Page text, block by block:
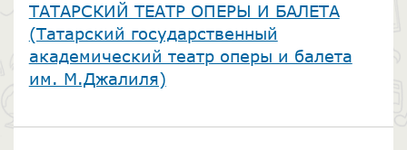
​ТАТАРСКИЙ ТЕАТР ОПЕРЫ И БАЛЕТА
(Татарский государственный
академический театр оперы и балета
им. М.Джалиля)